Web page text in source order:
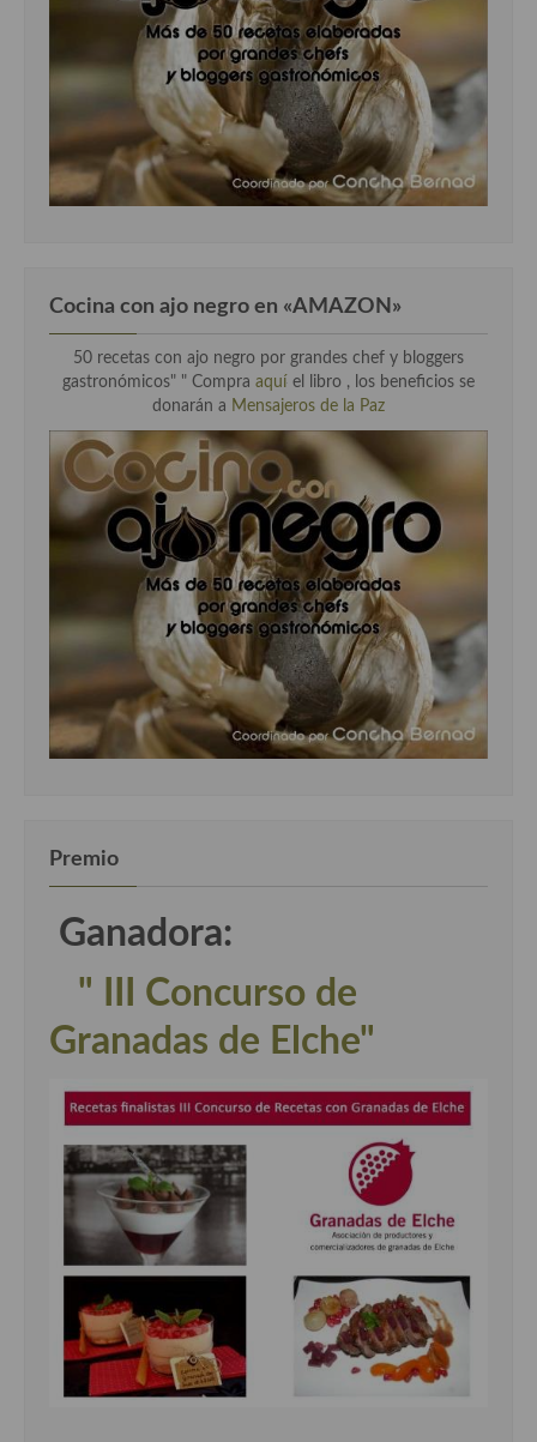
Cocina con ajo negro en «AMAZON»
50 recetas con ajo negro por grandes chef y bloggers
gastronómicos" " Compra aquí el libro , los beneficios se
donarán a Mensajeros de la Paz
Premio
Ganadora:
" III Concurso de
Granadas de Elche"